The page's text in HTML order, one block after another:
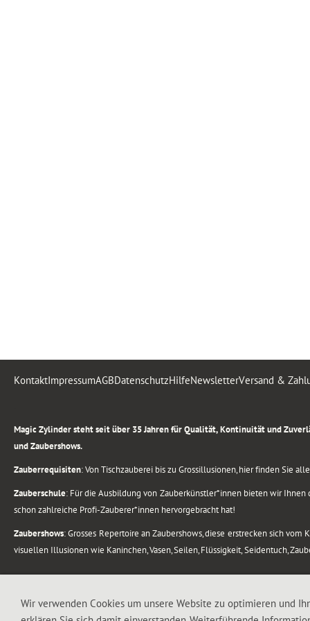
KontaktImpressumAGBDatenschutzHilfeNewsletterVersand &
Magic Zylinder steht seit über 35 Jahren für Qualität, Kontinuität und
und Zaubershows.
Zauberrequisiten: Von Tischzauberei bis zu Grossillusionen, hier finden Sie
Zauberschule: Für die Ausbildung von Zauberkünstler*innen bieten wir Ihnen
schon zahlreiche Profi-Zauberer*innen hervorgebracht hat!
Zaubershows: Grosses Repertoire an Zaubershows, diese erstrecken sich
visuellen Illusionen wie Kaninchen, Vasen, Seilen, Flüssigkeit, Seidentuch,
.
Alle Rechte vorbehalten. © 1988-2026 Magic Zylinder
Wir verwenden Cookies um unsere Website zu optimieren und